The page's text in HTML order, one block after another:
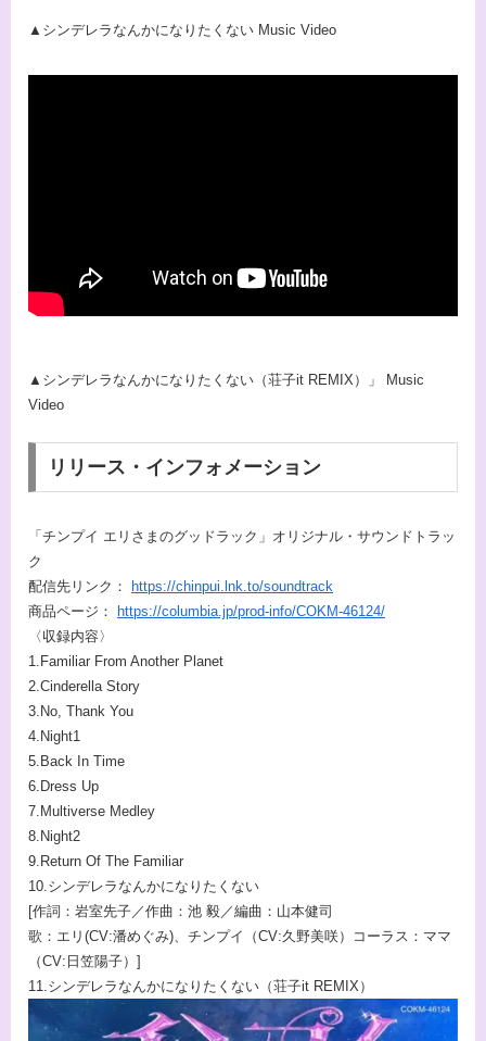
▲シンデレラなんかになりたくない Music Video
▲シンデレラなんかになりたくない（荘子it REMIX）」 Music
Video
リリース・インフォメーション
「チンプイ エリさまのグッドラック」オリジナル・サウンドトラッ
ク
配信先リンク：
https://chinpui.lnk.to/soundtrack
商品ページ：
https://columbia.jp/prod-info/COKM-46124/
〈収録内容〉
1.Familiar From Another Planet
2.Cinderella Story
3.No, Thank You
4.Night1
5.Back In Time
6.Dress Up
7.Multiverse Medley
8.Night2
9.Return Of The Familiar
10.シンデレラなんかになりたくない
[作詞：岩室先子／作曲：池 毅／編曲：山本健司
歌：エリ(CV:潘めぐみ)、チンプイ（CV:久野美咲）コーラス：ママ
（CV:日笠陽子）]
11.シンデレラなんかになりたくない（荘子it REMIX）